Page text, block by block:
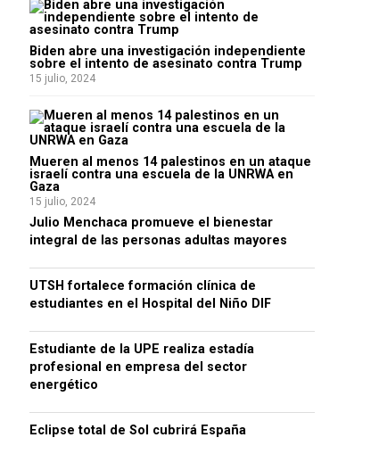
Biden abre una investigación independiente
sobre el intento de asesinato contra Trump
15 julio, 2024
Mueren al menos 14 palestinos en un ataque
israelí contra una escuela de la UNRWA en
Gaza
15 julio, 2024
Julio Menchaca promueve el bienestar
integral de las personas adultas mayores
UTSH fortalece formación clínica de
estudiantes en el Hospital del Niño DIF
Estudiante de la UPE realiza estadía
profesional en empresa del sector
energético
Eclipse total de Sol cubrirá España